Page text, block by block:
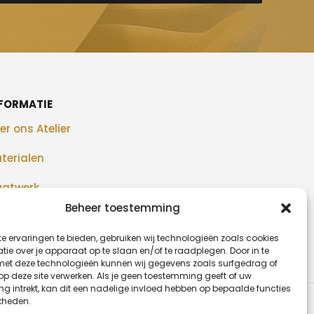
Beheer toestemming
ervaringen te bieden, gebruiken wij technologieën zoals cookies
over je apparaat op te slaan en/of te raadplegen. Door in te
deze technologieën kunnen wij gegevens zoals surfgedrag of
deze site verwerken. Als je geen toestemming geeft of uw
intrekt, kan dit een nadelige invloed hebben op bepaalde functies
ons Atelier